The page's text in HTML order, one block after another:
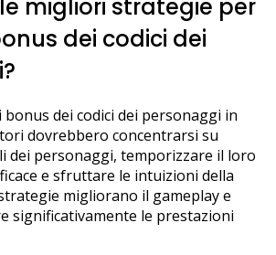
migliori strategie per
dei codici dei
bonus dei codici dei personaggi in
dovrebbero concentrarsi su
dei personaggi, temporizzare il loro
e sfruttare le intuizioni della
migliorano il gameplay e
significativamente le prestazioni